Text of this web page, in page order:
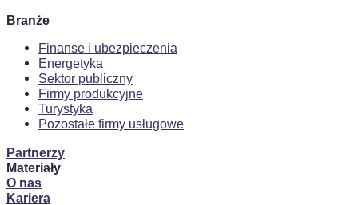
Branże
Finanse i ubezpieczenia
Energetyka
Sektor publiczny
Firmy produkcyjne
Turystyka
Pozostałe firmy usługowe
Partnerzy
Materiały
O nas
Kariera